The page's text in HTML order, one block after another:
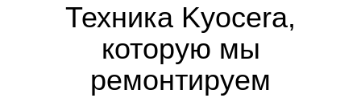
Техника Kyocera,
которую мы
ремонтируем